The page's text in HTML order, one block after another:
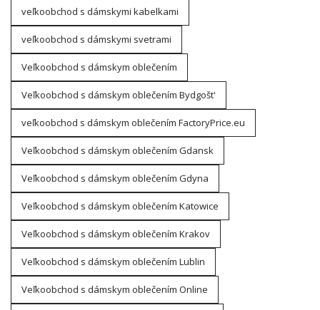
veľkoobchod s dámskymi kabelkami
veľkoobchod s dámskymi svetrami
Veľkoobchod s dámskym oblečením
Veľkoobchod s dámskym oblečením Bydgošt'
veľkoobchod s dámskym oblečením FactoryPrice.eu
Veľkoobchod s dámskym oblečením Gdansk
Veľkoobchod s dámskym oblečením Gdyna
Veľkoobchod s dámskym oblečením Katowice
Veľkoobchod s dámskym oblečením Krakov
Veľkoobchod s dámskym oblečením Lublin
Veľkoobchod s dámskym oblečením Online